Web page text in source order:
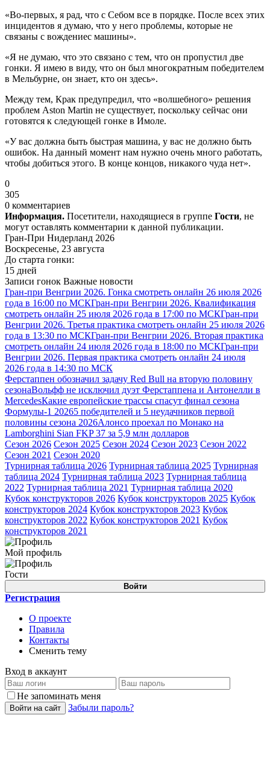
«Во-первых, я рад, что с Себом все в порядке. После всех этих
инцидентов я думаю, что у него проблемы, которые не
связаны с вождениес машины».
«Я не думаю, что это связано с тем, что он пропустил две
гонки. Я имею в виду, что он был многократным победителем
в Мельбурне, он знает, кто он здесь».
Между тем, Крак предупредил, что «волшебного» решения
проблем Aston Martin не существует, поскольку сейчас они
готовятся к следующей гонке в Имоле.
«У вас должна быть быстрая машина, у вас не должно быть
ошибок. На данный момент нам нужно очень много работать,
чтобы добиться этого. В конце концов, никакого чуда нет».
0
305
0 комментариев
Информация. Посетители, находящиеся в группе Гости, не
могут оставлять комментарии к данной публикации.
Гран-При Нидерланд 2026
Воскресенье, 23 августа
До старта гонки:
15 дней
Записи гонок Важные новости
Гран-при Венгрии 2026. Гонка смотреть онлайн 26 июля 2026
года в 16:00 по МСКГран-при Венгрии 2026. Квалификация
смотреть онлайн 25 июля 2026 года в 17:00 по МСКГран-при
Венгрии 2026. Третья практика смотреть онлайн 25 июля 2026
года в 13:30 по МСКГран-при Венгрии 2026. Вторая практика
смотреть онлайн 24 июля 2026 года в 18:00 по МСКГран-при
Венгрии 2026. Первая практика смотреть онлайн 24 июля
2026 года в 14:30 по МСК
Ферстаппен обозначил задачу Red Bull на вторую половину
сезонаВольфф не исключил дуэт Ферстаппена и Антонелли в
MercedesКакие европейские трассы спасут финал сезона
Формулы-1 20265 победителей и 5 неудачников первой
половины сезона 2026Алонсо проехал по Монако на
Lamborghini Sian FKP 37 за 5,9 млн долларов
Сезон 2026 Сезон 2025 Сезон 2024 Сезон 2023 Сезон 2022
Сезон 2021 Сезон 2020
Турнирная таблица 2026 Турнирная таблица 2025 Турнирная
таблица 2024 Турнирная таблица 2023 Турнирная таблица
2022 Турнирная таблица 2021 Турнирная таблица 2020
Кубок конструкторов 2026 Кубок конструкторов 2025 Кубок
конструкторов 2024 Кубок конструкторов 2023 Кубок
конструкторов 2022 Кубок конструкторов 2021 Кубок
конструкторов 2021
Мой профиль
Гости
Войти
Регистрация
О проекте
Правила
Контакты
Сменить тему
Вход в аккаунт
Не запоминать меня
Войти на сайт Забыли пароль?